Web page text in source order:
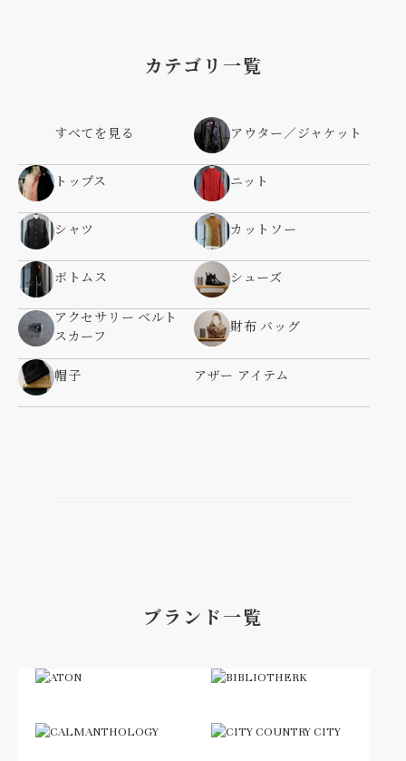
カテゴリ一覧
すべてを見る アウター／ジャケット
トップス ニット
シャツ カットソー
ボトムス シューズ
アクセサリー ベルト
スカーフ
財布 バッグ
帽子 アザー アイテム
ブランド一覧